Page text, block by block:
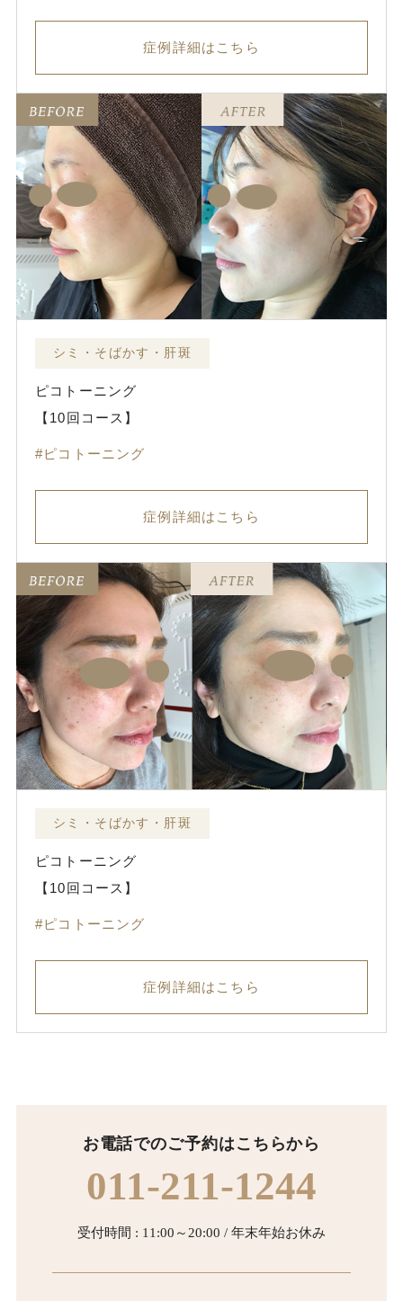
症例詳細はこちら
シミ・そばかす・肝斑
ピコトーニング
【10回コース】
ピコトーニング
症例詳細はこちら
シミ・そばかす・肝斑
ピコトーニング
【10回コース】
ピコトーニング
症例詳細はこちら
お電話でのご予約はこちらから
011-211-1244
受付時間 : 11:00～20:00 / 年末年始お休み